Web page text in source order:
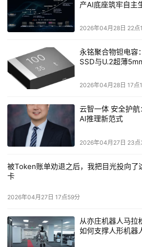
产AI底座筑牢自主
2026年04月28日 22点
永铭聚合物钽电容
SSD与U.2超薄
2026年04月28日 17点
云智一体 安全护
AI推理新范式
2026年04月27日 23点
被Token账单劝退之后，我把目光投向了
卡
2026年04月27日 17点59分
从亦庄机器人马拉
如何支撑人形机器